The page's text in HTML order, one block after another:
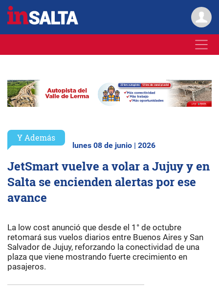
Y Además
lunes 08 de junio | 2026
JetSmart vuelve a volar a Jujuy y en
Salta se encienden alertas por ese
avance
La low cost anunció que desde el 1° de octubre
retomará sus vuelos diarios entre Buenos Aires y San
Salvador de Jujuy, reforzando la conectividad de una
plaza que viene mostrando fuerte crecimiento en
pasajeros.